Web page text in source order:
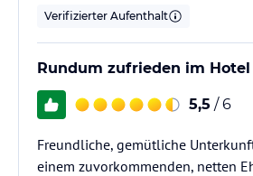
Verifizierter Aufenthalt
Rundum zufrieden im Hotel
5,5 / 6
Freundliche, gemütliche
einem zuvorkommenden, netten